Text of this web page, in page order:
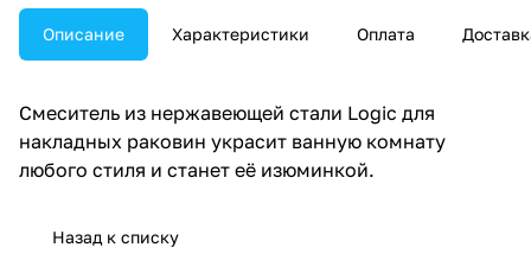
Описание Характеристики Оплата
Смеситель из нержавеющей стали Logic для
накладных раковин украсит ванную комнату
любого стиля и станет её изюминкой.
Назад к списку